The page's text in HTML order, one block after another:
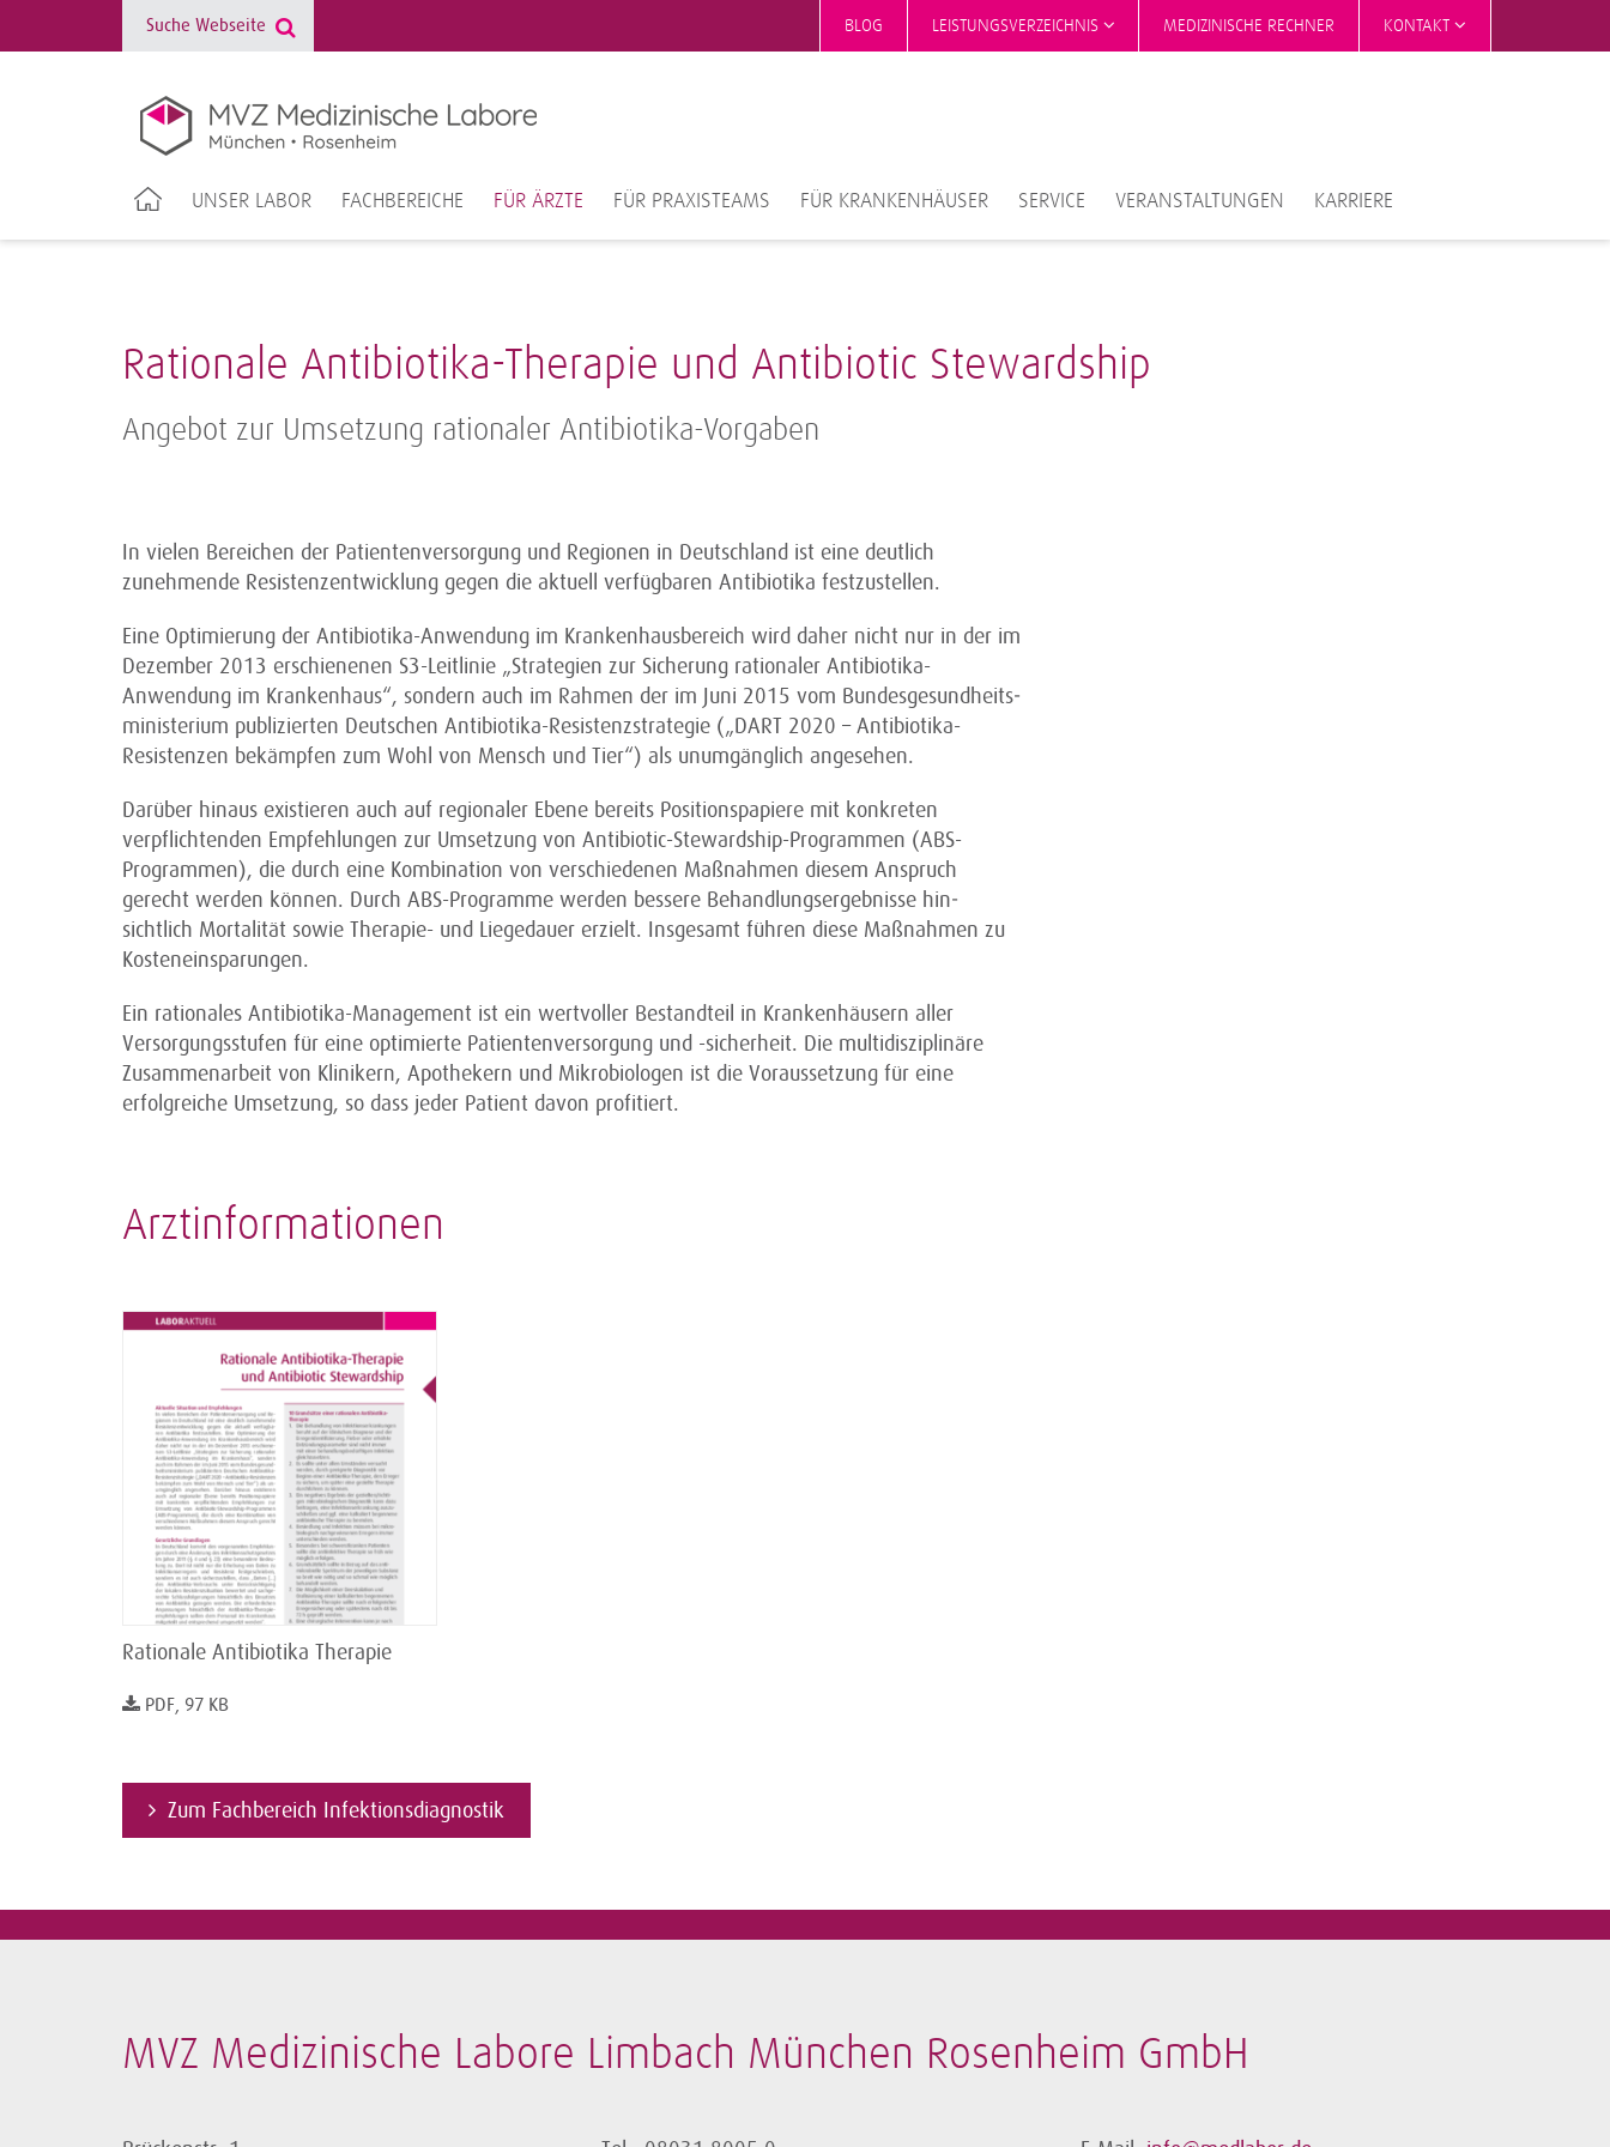
BLOG LEISTUNGSVERZEICHNIS MEDIZINISCHE RECHNER KONTAKT
UNSER LABOR FACHBEREICHE FÜR ÄRZTE FÜR PRAXISTEAMS FÜR KRANKENHÄUSER SERVICE VERANSTALTUNGEN KARRIERE
Rationale Antibiotika-Therapie und Antibiotic Stewardship
Angebot zur Umsetzung rationaler Antibiotika-Vorgaben
In vielen Bereichen der Patientenversorgung und Regionen in Deutschland ist eine deutlich
zunehmende Resistenzentwicklung gegen die aktuell verfügbaren Antibiotika festzustellen.
Eine Optimierung der Antibiotika-Anwendung im Krankenhausbereich wird daher nicht nur in der im
Dezember 2013 erschienenen S3-Leitlinie „Strategien zur Sicherung rationaler Antibiotika-
Anwendung im Krankenhaus“, sondern auch im Rahmen der im Juni 2015 vom Bundes­gesundheits­
ministerium publizierten Deutschen Antibiotika-Resistenzstrategie („DART 2020 – Antibiotika-
Resistenzen bekämpfen zum Wohl von Mensch und Tier“) als unumgänglich angesehen.
Darüber hinaus existieren auch auf regionaler Ebene bereits Positionspapiere mit konkreten
verpflichtenden Empfehlungen zur Umsetzung von Antibiotic-Stewardship-Programmen (ABS-
Programmen), die durch eine Kombination von verschiedenen Maßnahmen diesem Anspruch
gerecht werden können. Durch ABS-Programme werden bessere Behandlungsergebnisse hin­
sichtlich Mortalität sowie Therapie- und Liegedauer erzielt. Insgesamt führen diese Maßnahmen zu
Kosteneinsparungen.
Ein rationales Antibiotika-Management ist ein wertvoller Bestandteil in Krankenhäusern aller
Versorgungsstufen für eine optimierte Patientenversorgung und -sicherheit. Die multidisziplinäre
Zusammenarbeit von Klinikern, Apothekern und Mikrobiologen ist die Voraussetzung für eine
erfolgreiche Umsetzung, so dass jeder Patient davon profitiert.
Arztinformationen
Rationale Antibiotika Therapie
PDF, 97 KB
Zum Fachbereich Infektionsdiagnostik
MVZ Medizinische Labore Limbach München Rosenheim GmbH